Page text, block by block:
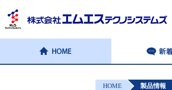
HOME 製品情報